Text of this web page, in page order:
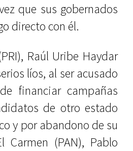
que sus gobernados
directo con él.
Raúl Uribe Haydar
líos, al ser acusado
financiar campañas
de otro estado
y por abandono de su
Carmen (PAN), Pablo